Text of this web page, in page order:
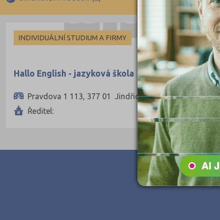
Ruština
Francouzština
Španělština
Japonština
INDIVIDUÁLNÍ STUDIUM A FIRMY
Hallo English - jazyková škola
Pravdova 1 113, 377 01 Jindřichův Hradec II
Ředitel: